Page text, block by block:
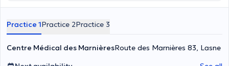
Practice 1Practice 2Practice 3
Centre Médical des MarnièresRoute des Marnières 83, Lasne